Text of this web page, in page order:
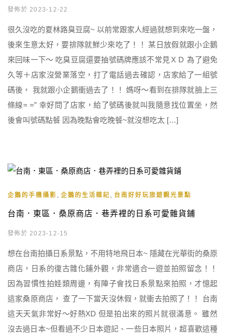
發佈於 2023-12-22
很久沒吃的夏林路臭豆腐~ 以前常跟家人經過就想到來吃一盤，
後來生意太好，要排隊就鮮少來吃了！！ 某日放假就跟小企鵝
來回味一下～ 吃臭豆腐還要抽號碼牌應該不常見ＸＤ 為了避免
久等＋店家沒營業落空，打了電話過去確認，店家給了一組號
碼後， 我就跟小企鵝衝過去了！！ 媽呀～看到在排隊就臉上三
條線= =” 幸好問了店家，給了號碼後就叫我隨意找位置坐，然
後會叫號碼點餐 因為晚點會吃晚餐~就沒想吃太 […]
企鵝的手機攝影 企鵝的生活雜記 台南好好玩旅遊觀光景點
台南．東區．桑原商店．巷弄裡的日系可愛雜貨鋪
發佈於 2023-12-15
想在台南拍攝日系景點，不用特地飛日本~ 隱藏在光華街的桑原
商店，日系的復古雜化鋪外觀，非常適合一遊並拍照留念！！
因為習慣性拍娃類周邊，有陣子會找日系景點來拍照，才憶起
這家桑原商店， 查了一下當天沒休假，就衝去拍照了！！ 台南
這天天氣非常好～好熱XD 但是拍出來的照片就很滿意。 雖然
沒去過日本~但看過不少日本遊記、一些日本照片，超喜歡這種